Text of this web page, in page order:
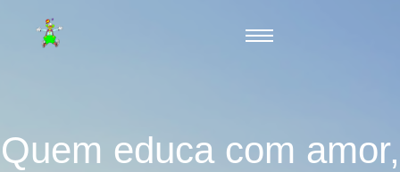
Quem educa com amor,